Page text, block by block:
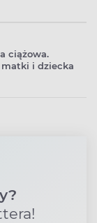
ciążowa.
i dziecka